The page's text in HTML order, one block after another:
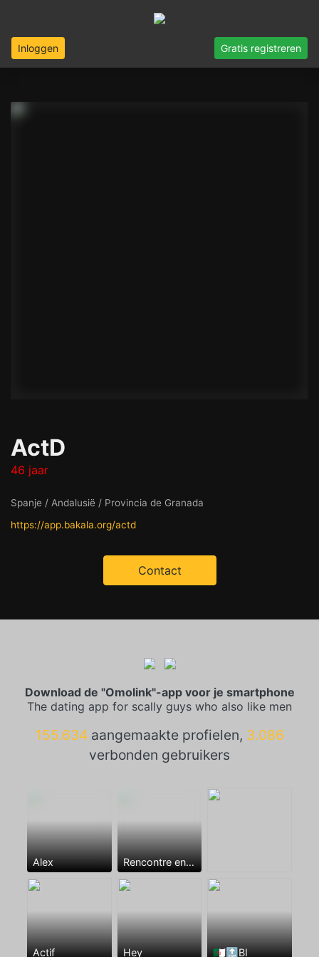
Inloggen Gratis registreren
ActD
46 jaar
Spanje / Andalusië / Provincia de Granada
https://app.bakala.org/actd
Contact
Download de "Omolink"-app voor je smartphone
The dating app for scally guys who also like men
155.634aangemaakte profielen, 3.086
verbonden gebruikers
Alex Rencontre entre mecs
Actif Hey 🇩🇿🔝BI